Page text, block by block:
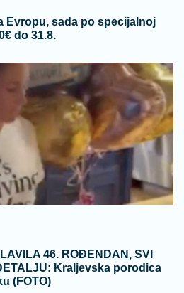
Evropu, sada po specijalnoj
do 31.8.
46. ROĐENDAN, SVI
Kraljevska porodica
(FOTO)